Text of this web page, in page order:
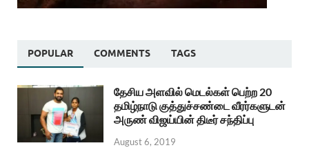
POPULAR COMMENTS TAGS
தேசிய அளவில் மெடல்கள் பெற்ற 20
தமிழ்நாடு குத்துச்சண்டை வீரர்களுடன்
அருண் விஜய்யின் திடீர் சந்திப்பு
August 6, 2019